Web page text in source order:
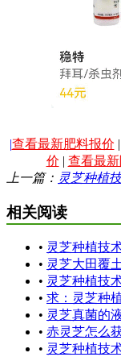
|查看最新肥料报价 |
价 | 查看最
上一篇： 灵芝种植
相关阅读
• 灵芝种植技
• 灵芝大田覆
• 灵芝种植技
• 求：灵芝种
• 灵芝真菌的
• 赤灵芝怎么
• 灵芝种植技